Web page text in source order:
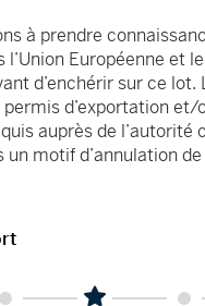
à prendre
l’Union Européenne et
d’enchérir sur ce lot.
permis d’exportation et/
auprès de l’autorité
un motif d’annulation